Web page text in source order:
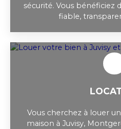
sécurité. Vous bénéficiez
fiable,
Vous cherchez à louer
maison à Juvisy,